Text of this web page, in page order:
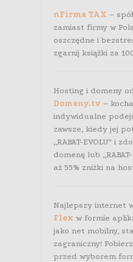
nFirma TAX –
zamiast firmy w
oszczędne i
zgarnij książki za
Hosting i domeny
Domeny.tv –
indywidualne
zawsze, kiedy jej
„RABAT-EVOLU” i
domenę lub
aż 55% zniżki na
Najlepszy internet
Flex w formie
jako net mobilny,
zagraniczny!
przed wyborem